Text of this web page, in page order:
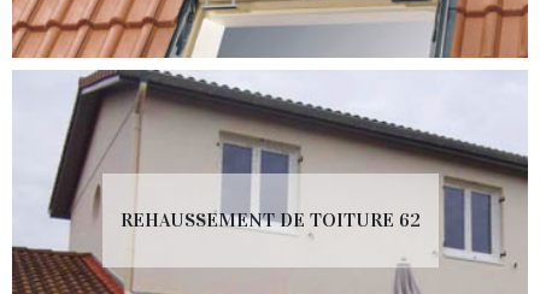
REHAUSSEMENT DE TOITURE 62